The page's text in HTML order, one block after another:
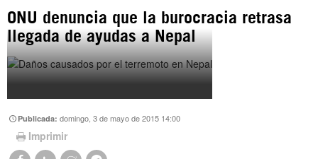
Instagram como: hispan_tv
https://www.facebook.com/Nexolatino.Canal
http://twitter.com/nexo_latino
ONU denuncia que la burocracia retrasa
llegada de ayudas a Nepal
Publicada:domingo, 3 de mayo de 2015 14:00
Imprimir